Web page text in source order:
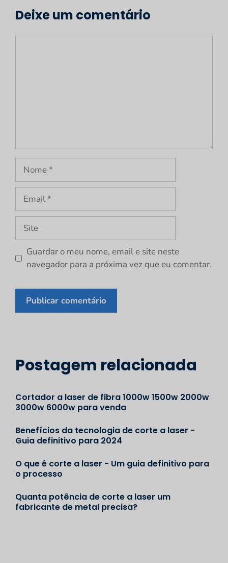
Deixe um comentário
Nome
Email
Site
Guardar o meu nome, email e site neste
navegador para a próxima vez que eu comentar.
Postagem relacionada
Cortador a laser de fibra 1000w 1500w 2000w
3000w 6000w para venda
Benefícios da tecnologia de corte a laser -
Guia definitivo para 2024
O que é corte a laser - Um guia definitivo para
o processo
Quanta potência de corte a laser um
fabricante de metal precisa?